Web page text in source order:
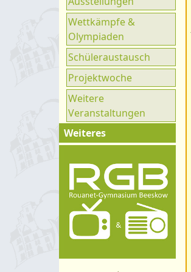
Ganztag
UNESCO
Klimaparlament
Wettkämpfe &
Olympiaden
Schüleraustausch
Projektwoche
Weitere
Veranstaltungen
Weiteres
Kontakt
Organigramm
Schulprogramm
Hygienekonzept